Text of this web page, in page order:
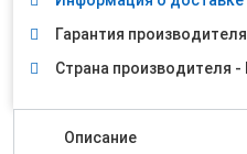
Гарантия производителя
Страна производителя -
Описание